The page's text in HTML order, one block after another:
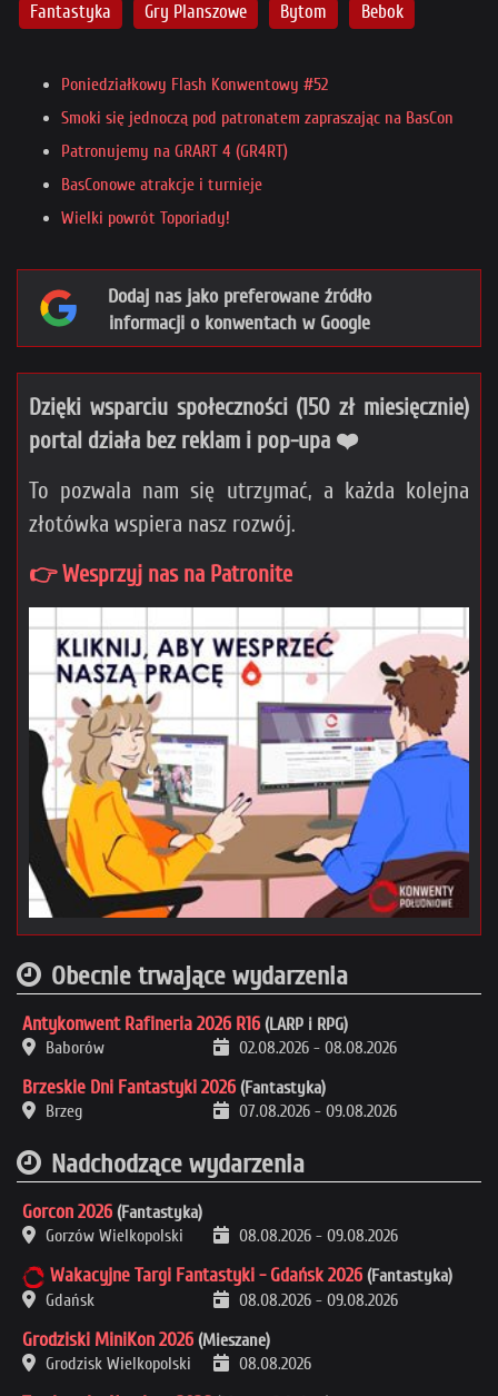
Fantastyka Gry Planszowe Bytom Bebok
Poniedziałkowy Flash Konwentowy #52
Smoki się jednoczą pod patronatem zapraszając na BasCon
Patronujemy na GRART 4 (GR4RT)
BasConowe atrakcje i turnieje
Wielki powrót Toporiady!
Dodaj nas jako preferowane źródło
informacji o konwentach w Google
Dzięki wsparciu społeczności (150 zł miesięcznie)
portal działa bez reklam i pop-upa ❤️
To pozwala nam się utrzymać, a każda kolejna
złotówka wspiera nasz rozwój.
👉 Wesprzyj nas na Patronite
Obecnie trwające wydarzenia
Antykonwent Rafineria 2026 R16 (LARP i RPG)
Baborów
02.08.2026 - 08.08.2026
Brzeskie Dni Fantastyki 2026 (Fantastyka)
Brzeg
07.08.2026 - 09.08.2026
Nadchodzące wydarzenia
Gorcon 2026 (Fantastyka)
Gorzów Wielkopolski
08.08.2026 - 09.08.2026
Wakacyjne Targi Fantastyki - Gdańsk 2026 (Fantastyka)
Gdańsk
08.08.2026 - 09.08.2026
Grodziski MiniKon 2026 (Mieszane)
Grodzisk Wielkopolski
08.08.2026